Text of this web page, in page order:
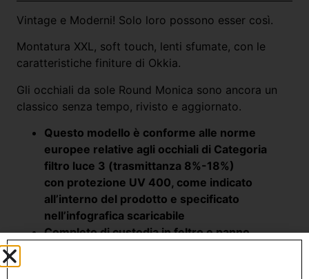
Vintage e Moderni! Solo loro possono esser così.
Montatura XXL, soft touch, lenti sfumate, con le
caratteristiche finiture di Okkia.
Gli occhiali da sole Round Monica sono ancora un
classico senza tempo, rivisto e aggiornato.
Questo modello è conforme alle norme
europee relative agli occhiali di Categoria
filtro luce 3 (trasmittanza 8%-18%)
con protezione UV 400, come indicato
all’interno del prodotto e specificato
nell’infografica scaricabile
Completo di custodia in feltro e panno